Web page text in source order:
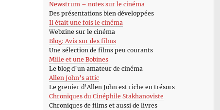
Newstrum – notes sur le cinéma
Des présentations bien développées
Il était une fois le cinéma
Webzine sur le cinéma
Blog: Avis sur des films
Une sélection de films peu courants
Mille et une Bobines
Le blog d’un amateur de cinéma
Allen John’s attic
Le grenier d’Allen John est riche en trésors
Chroniques du Cinéphile Stakhanoviste
Chroniques de films et aussi de livres